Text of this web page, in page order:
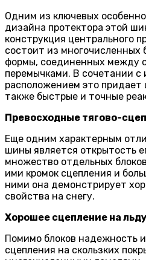
Одним из ключевых
дизайна протектора этой
конструкция центрального
состоит из многочисленных
формы, соединенных между
перемычками. В сочетании с
расположением это придает
также быстрые и точные
Превосходные тягово-
Еще одним характерным
шины является открытость
множество отдельных
ими кромок сцепления и
ними она демонстрирует
свойства на снегу.
Хорошее сцепление на льду
Помимо блоков надежность
сцепления на скользких